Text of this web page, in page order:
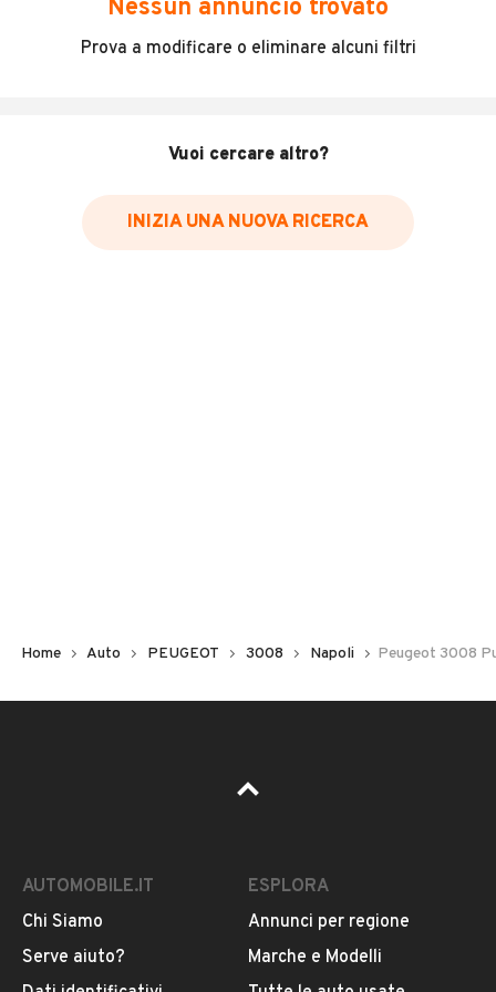
Incidenti in cui è stato coinvolto il veicolo
Data e luogo delle revisioni effettuate
Inserisci il numero di targa per verificare la disponibilità
Pubblicità
Nessun annuncio trovato
Prova a modificare o eliminare alcuni filtri
Vuoi cercare altro?
INIZIA UNA NUOVA RICERCA
Home Auto PEUGEOT 3008 Napoli Peugeot 3008
AUTOMOBILE.IT
Chi Siamo
Serve aiuto?
ESPLORA
Annunci per regione
Marche e Modelli